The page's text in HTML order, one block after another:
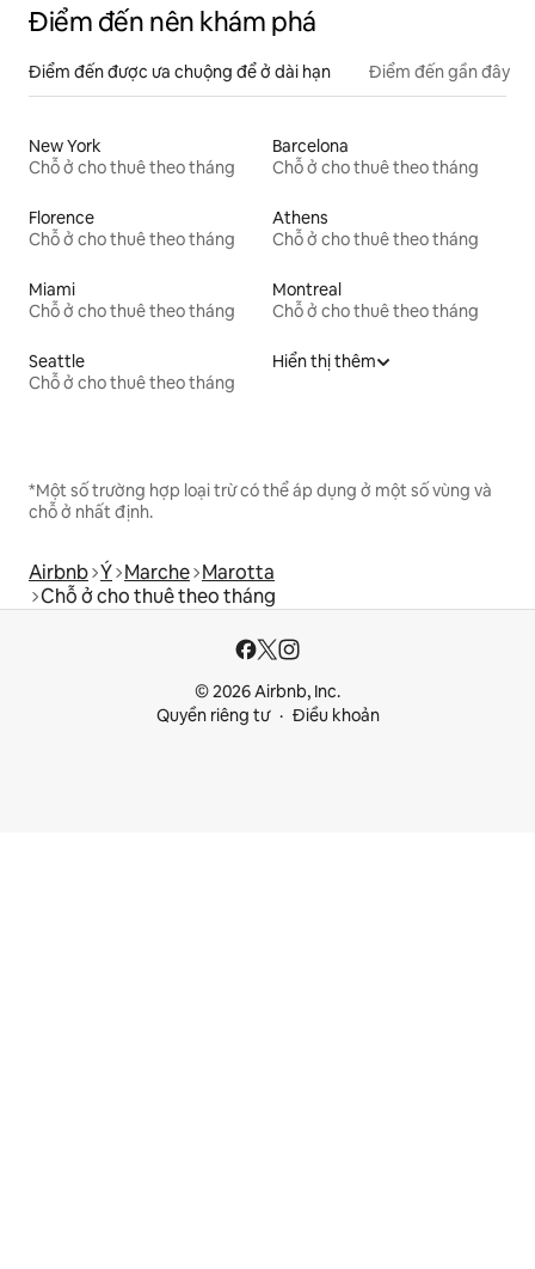
Điểm đến nên khám phá
Điểm đến được ưa chuộng để ở dài hạn Điểm đến gần đây
New York
Chỗ ở cho thuê theo tháng
Barcelona
Chỗ ở cho thuê theo tháng
Florence
Chỗ ở cho thuê theo tháng
Athens
Chỗ ở cho thuê theo tháng
Miami
Chỗ ở cho thuê theo tháng
Montreal
Chỗ ở cho thuê theo tháng
Seattle
Chỗ ở cho thuê theo tháng
Hiển thị thêm
*Một số trường hợp loại trừ có thể áp dụng ở một số vùng và
chỗ ở nhất định.
Airbnb Ý Marche Marotta
Chỗ ở cho thuê theo tháng
© 2026 Airbnb, Inc.
Quyền riêng tư
Điều khoản